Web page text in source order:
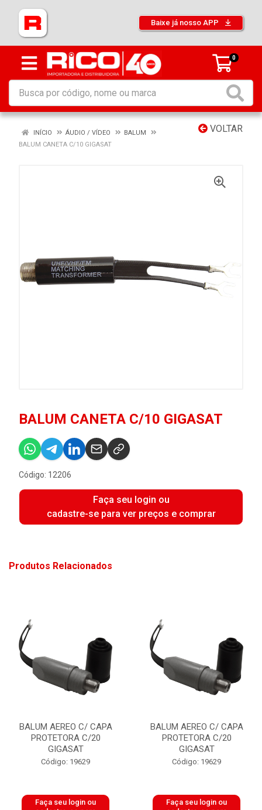
Baixe já nosso APP
0
VOLTAR
INÍCIO ÁUDIO / VÍDEO
BALUM
BALUM CANETA C/10 GIGASAT
BALUM CANETA C/10 GIGASAT
Código: 12206
Faça seu login ou
cadastre-se para ver preços e comprar
Produtos Relacionados
BALUM AEREO C/ CAPA
PROTETORA C/20
GIGASAT
Código: 19629
Faça seu login ou
BALUM AEREO C/ CAPA
PROTETORA C/20
GIGASAT
Código: 19629
Faça seu login ou